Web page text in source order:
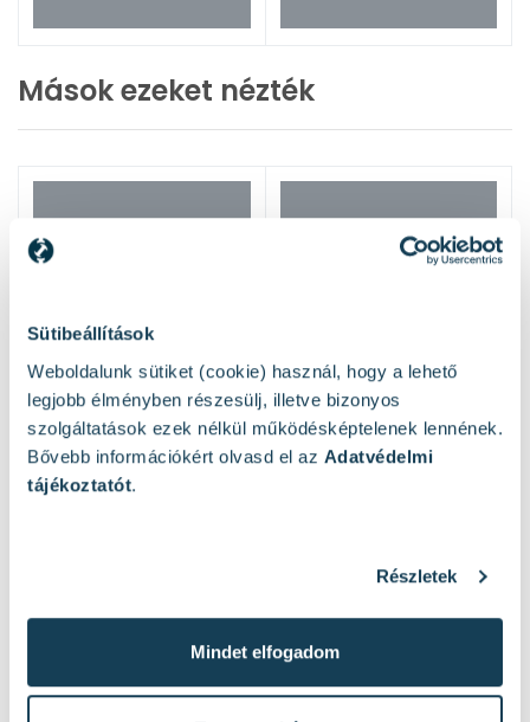
Sütibeállítások
Weboldalunk sütiket (cookie) használ, hogy a lehető
legjobb élményben részesülj, illetve bizonyos
szolgáltatások ezek nélkül működésképtelenek lennének.
Bővebb információkért olvasd el az Adatvédelmi
tájékoztatót.
Részletek
Mindet elfogadom
Mások ezeket nézték
Hasonló termékek